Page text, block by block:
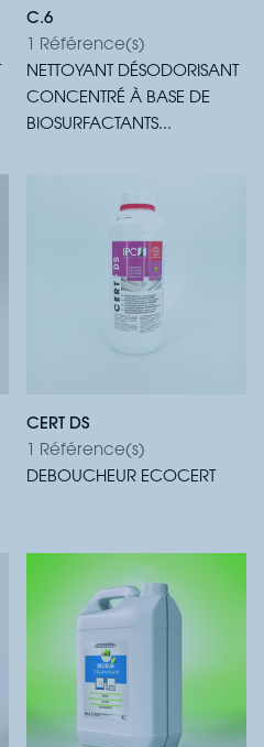
C.6
1 Référence(s)
NETTOYANT DÉSODORISANT
CONCENTRÉ À BASE DE
BIOSURFACTANTS...
CERT DS
1 Référence(s)
DEBOUCHEUR ECOCERT